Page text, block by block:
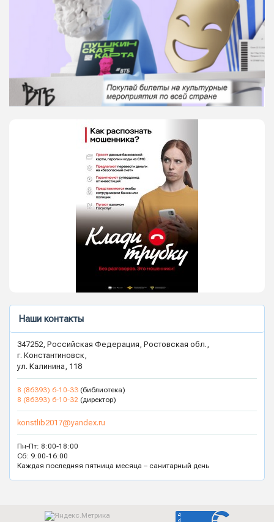
Наши контакты
347252, Российская Федерация, Ростовская обл.,
г. Константиновск,
ул. Калинина, 118
8 (86393) 6-10-33 (библиотека)
8 (86393) 6-10-32 (директор)
konstlib2017@yandex.ru
Пн-Пт: 8:00-18:00
Сб: 9:00-16:00
Каждая последняя пятница месяца – санитарный день